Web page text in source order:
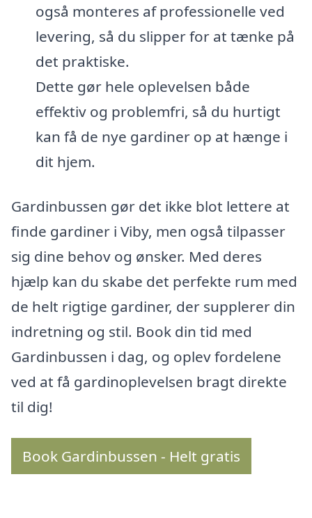
også monteres af professionelle ved
levering, så du slipper for at tænke på
det praktiske.
Dette gør hele oplevelsen både
effektiv og problemfri, så du hurtigt
kan få de nye gardiner op at hænge i
dit hjem.
Gardinbussen gør det ikke blot lettere at
finde gardiner i Viby, men også tilpasser
sig dine behov og ønsker. Med deres
hjælp kan du skabe det perfekte rum med
de helt rigtige gardiner, der supplerer din
indretning og stil. Book din tid med
Gardinbussen i dag, og oplev fordelene
ved at få gardinoplevelsen bragt direkte
til dig!
Book Gardinbussen - Helt gratis